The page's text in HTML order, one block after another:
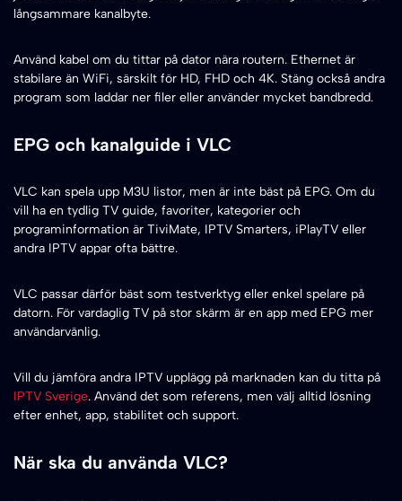
långsammare kanalbyte.
Använd kabel om du tittar på dator nära routern. Ethernet är
stabilare än WiFi, särskilt för HD, FHD och 4K. Stäng också andra
program som laddar ner filer eller använder mycket bandbredd.
EPG och kanalguide i VLC
VLC kan spela upp M3U listor, men är inte bäst på EPG. Om du
vill ha en tydlig TV guide, favoriter, kategorier och
programinformation är TiviMate, IPTV Smarters, iPlayTV eller
andra IPTV appar ofta bättre.
VLC passar därför bäst som testverktyg eller enkel spelare på
datorn. För vardaglig TV på stor skärm är en app med EPG mer
användarvänlig.
Vill du jämföra andra IPTV upplägg på marknaden kan du titta på
IPTV Sverige. Använd det som referens, men välj alltid lösning
efter enhet, app, stabilitet och support.
När ska du använda VLC?